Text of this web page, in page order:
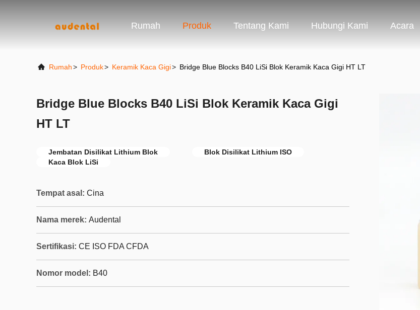
Rumah Produk Tentang Kami Hubungi Kami Acara
Rumah> Produk> Keramik Kaca Gigi> Bridge Blue Blocks B40 LiSi Blok Keramik Kaca Gigi HT LT
Bridge Blue Blocks B40 LiSi Blok Keramik Kaca Gigi
HT LT
Jembatan Disilikat Lithium Blok
Blok Disilikat Lithium ISO
Kaca Blok LiSi
Tempat asal: Cina
Nama merek: Audental
Sertifikasi: CE ISO FDA CFDA
Nomor model: B40